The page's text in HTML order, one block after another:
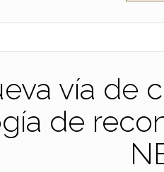
vía de
de